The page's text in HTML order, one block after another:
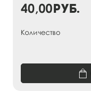
40,00руб.
Количество